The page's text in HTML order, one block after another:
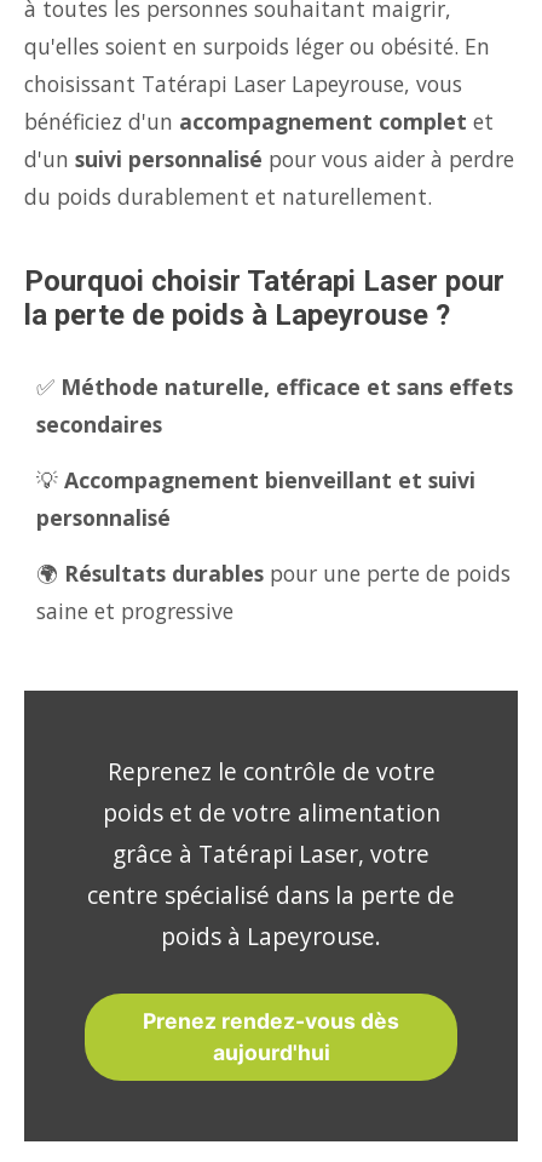
à toutes les personnes souhaitant maigrir,
qu'elles soient en surpoids léger ou obésité. En
choisissant Tatérapi Laser Lapeyrouse, vous
bénéficiez d'un accompagnement complet et
d'un suivi personnalisé pour vous aider à perdre
du poids durablement et naturellement.
Pourquoi choisir Tatérapi Laser pour
la perte de poids à Lapeyrouse ?
✅ Méthode naturelle, efficace et sans effets
secondaires
💡 Accompagnement bienveillant et suivi
personnalisé
🌍 Résultats durables pour une perte de poids
saine et progressive
Reprenez le contrôle de votre
poids et de votre alimentation
grâce à Tatérapi Laser, votre
centre spécialisé dans la perte de
poids à Lapeyrouse.
Prenez rendez-vous dès
aujourd'hui